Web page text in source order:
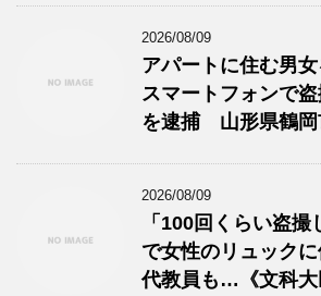
2026/08/09
アパートに住む男
スマートフォンで
を逮捕 山形県鶴岡
2026/08/09
「100回くらい盗
で女性のリュック
代教員も…《文科大